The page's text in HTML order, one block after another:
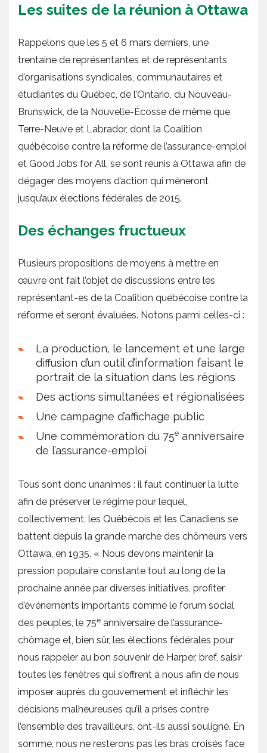
Les suites de la réunion à Ottawa
Rappelons que les 5 et 6 mars derniers, une
trentaine de représentantes et de représentants
d’organisations syndicales, communautaires et
étudiantes du Québec, de l’Ontario, du Nouveau-
Brunswick, de la Nouvelle-Écosse de même que
Terre-Neuve et Labrador, dont la Coalition
québécoise contre la réforme de l’assurance-emploi
et Good Jobs for All, se sont réunis à Ottawa afin de
dégager des moyens d’action qui mèneront
jusqu’aux élections fédérales de 2015.
Des échanges fructueux
Plusieurs propositions de moyens à mettre en
œuvre ont fait l’objet de discussions entre les
représentant-es de la Coalition québécoise contre la
réforme et seront évaluées. Notons parmi celles-ci :
La production, le lancement et une large
diffusion d’un outil d’information faisant le
portrait de la situation dans les régions
Des actions simultanées et régionalisées
Une campagne d’affichage public
Une commémoration du 75e anniversaire
de l’assurance-emploi
Tous sont donc unanimes : il faut continuer la lutte
afin de préserver le régime pour lequel,
collectivement, les Québécois et les Canadiens se
battent depuis la grande marche des chômeurs vers
Ottawa, en 1935. « Nous devons maintenir la
pression populaire constante tout au long de la
prochaine année par diverses initiatives, profiter
d’événements importants comme le forum social
des peuples, le 75e anniversaire de l’assurance-
chômage et, bien sûr, les élections fédérales pour
nous rappeler au bon souvenir de Harper, bref, saisir
toutes les fenêtres qui s’offrent à nous afin de nous
imposer auprès du gouvernement et infléchir les
décisions malheureuses qu’il a prises contre
l’ensemble des travailleurs, ont-ils aussi souligné. En
somme, nous ne resterons pas les bras croisés face